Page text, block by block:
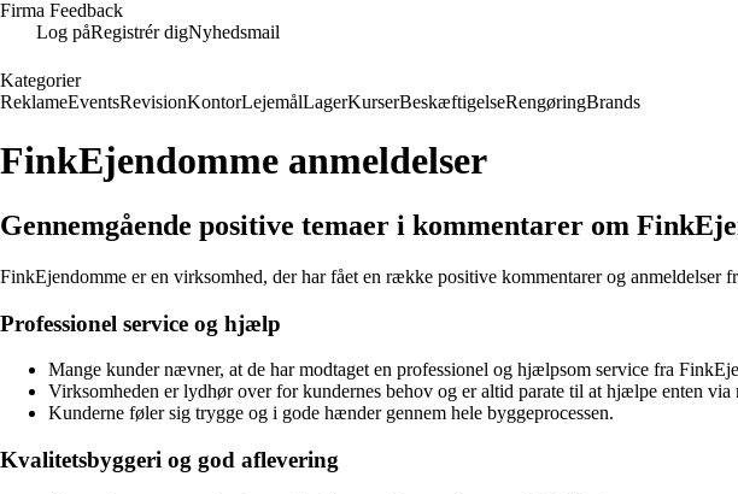
Firma Feedback
Log påRegistrér digNyhedsmail
Kategorier
ReklameEventsRevisionKontorLejemålLagerKurserBeskæftigelseRengøringBrands
FinkEjendomme anmeldelser
Gennemgående positive temaer i kommentarer om
FinkEjendomme er en virksomhed, der har fået en række positive kommentarer og anmeldelser
Professionel service og hjælp
Mange kunder nævner, at de har modtaget en professionel og hjælpsom service fra
Virksomheden er lydhør over for kundernes behov og er altid parate til at hjælpe enten via
Kunderne føler sig trygge og i gode hænder gennem hele byggeprocessen.
Kvalitetsbyggeri og god aflevering